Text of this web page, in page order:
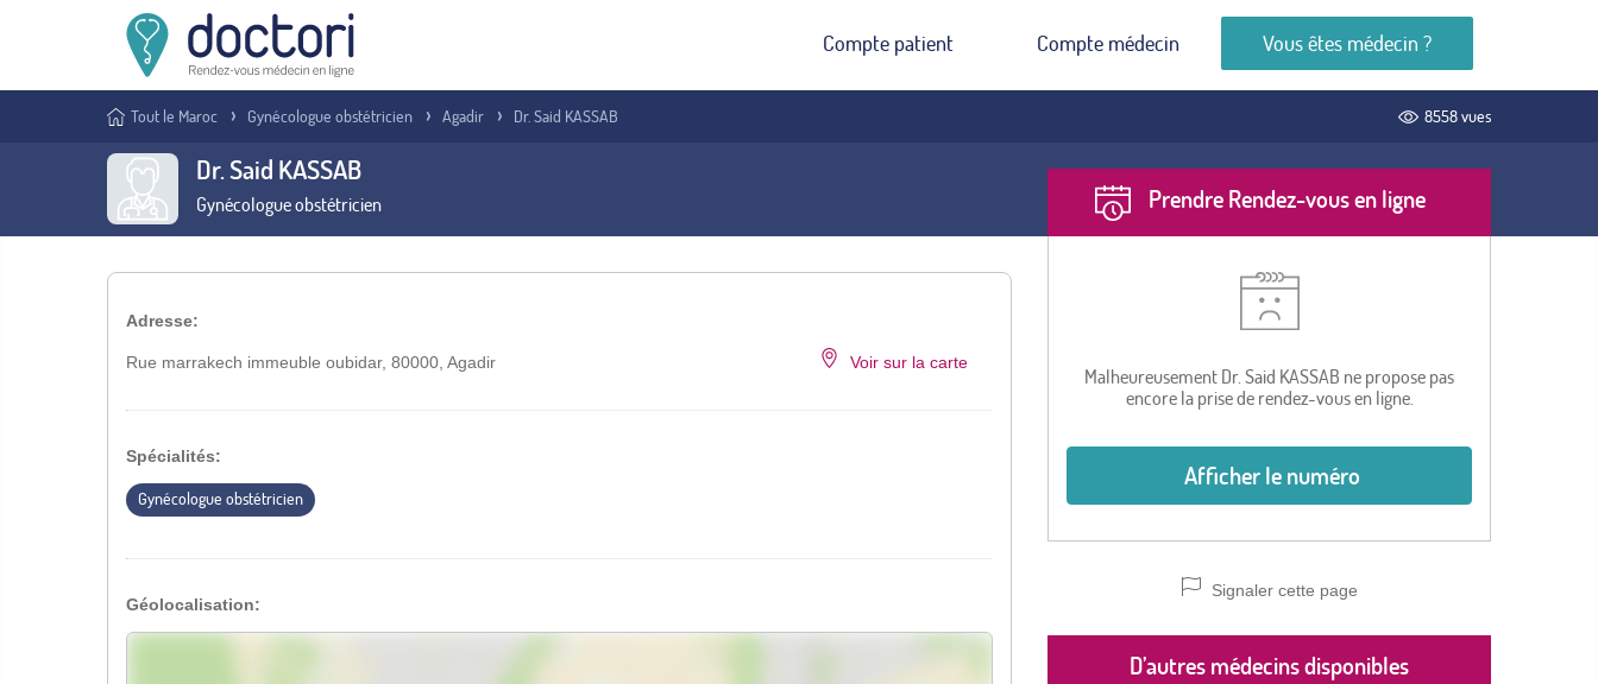
Compte patient Compte médecin Vous êtes médecin ?
Tout le Maroc Gynécologue obstétricien Agadir Dr. Said KASSAB 8558 vues
Dr. Said KASSAB
Gynécologue obstétricien Prendre Rendez-vous en ligne
Malheureusement Dr. Said KASSAB ne propose pas
encore la prise de rendez-vous en ligne.
Afficher le numéro
Signaler cette page
D’autres médecins disponibles
Adresse:
Rue marrakech immeuble oubidar, 80000, Agadir Voir sur la carte
Spécialités:
Gynécologue obstétricien
Géolocalisation: